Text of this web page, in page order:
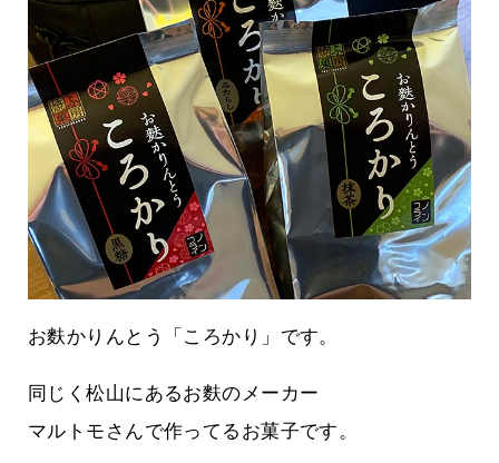
お麩かりんとう「ころかり」です。
同じく松山にあるお麩のメーカー
マルトモさんで作ってるお菓子です。